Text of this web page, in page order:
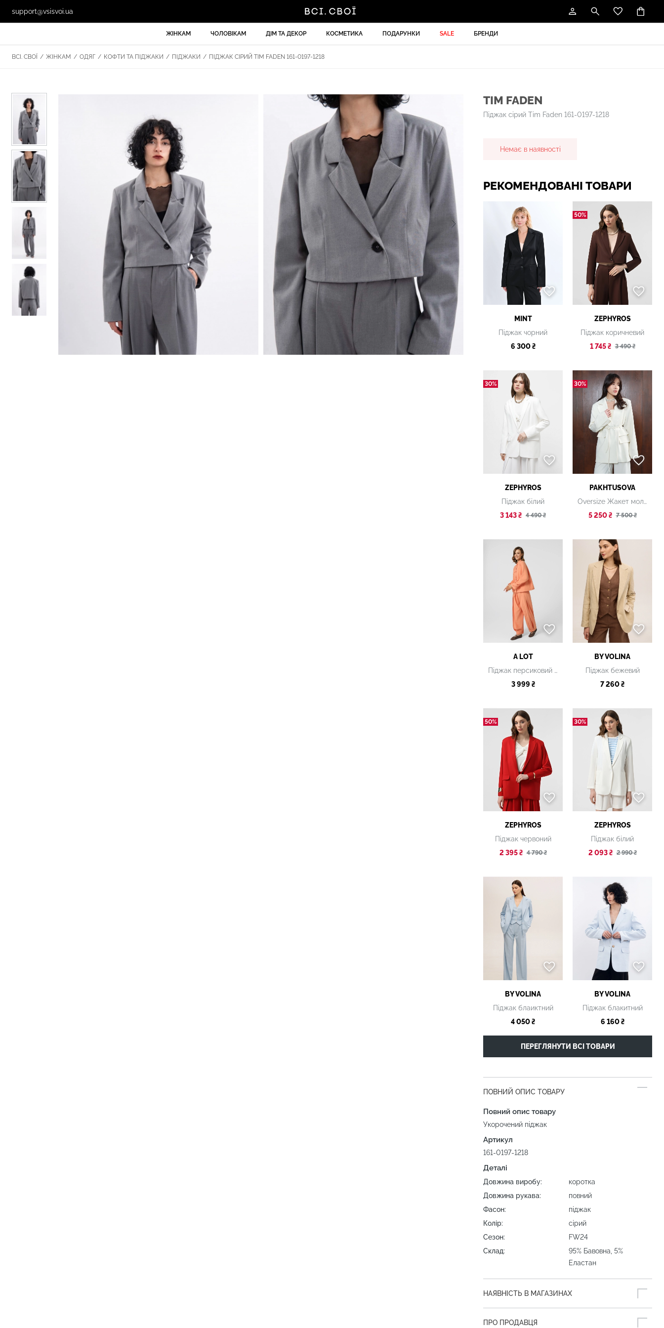
support@vsisvoi.ua
ЖІНКАМ ЧОЛОВІКАМ ДІМ ТА ДЕКОР КОСМЕТИКА ПОДАРУНКИ SALE БРЕНДИ
ВСІ. СВОЇ / ЖІНКАМ / ОДЯГ / КОФТИ ТА ПІДЖАКИ / ПІДЖАКИ / ПІДЖАК СІРИЙ TIM FADEN 161-0197-1218
TIM FADEN
Піджак сірий Tim Faden 161-0197-1218
Немає в наявності
РЕКОМЕНДОВАНІ ТОВАРИ
MINT
Піджак чорний
6 300 ₴
50%
ZEPHYROS
Піджак коричневий
1 745 ₴ 3 490 ₴
30%
ZEPHYROS
Піджак білий
3 143 ₴ 4 490 ₴
30%
PAKHTUSOVA
Oversize Жакет молочний
5 250 ₴ 7 500 ₴
A LOT
Піджак персиковий льон з плетеними гудзиками
3 999 ₴
BY VOLINA
Піджак бежевий
7 260 ₴
50%
ZEPHYROS
Піджак червоний
2 395 ₴ 4 790 ₴
30%
ZEPHYROS
Піджак білий
2 093 ₴ 2 990 ₴
BY VOLINA
Піджак блаиктний
4 050 ₴
BY VOLINA
Піджак блакитний
6 160 ₴
ПЕРЕГЛЯНУТИ ВСІ ТОВАРИ
ПОВНИЙ ОПИС ТОВАРУ
Повний опис товару
Укорочений піджак
Артикул
161-0197-1218
Деталі
Довжина виробу:
коротка
Довжина рукава:
повний
Фасон:
піджак
Колір:
сірий
Сезон:
FW24
Склад:
95% Бавовна, 5%
Еластан
НАЯВНІСТЬ В МАГАЗИНАХ
ПРО ПРОДАВЦЯ